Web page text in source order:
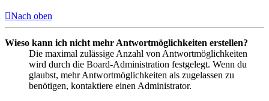
Nach oben
Wieso kann ich nicht mehr Antwortmöglichkeiten erstellen?
Die maximal zulässige Anzahl von Antwortmöglichkeiten
wird durch die Board-Administration festgelegt. Wenn du
glaubst, mehr Antwortmöglichkeiten als zugelassen zu
benötigen, kontaktiere einen Administrator.